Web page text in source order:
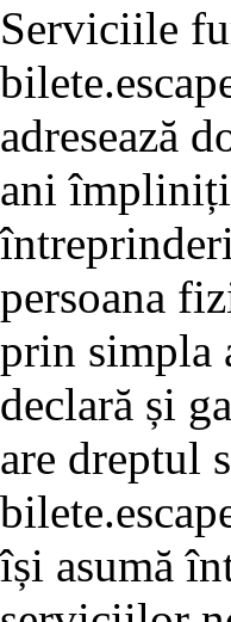
Serviciile
adresează
ani împliniți
persoana
prin simpla
declară și
are dreptul
își asumă